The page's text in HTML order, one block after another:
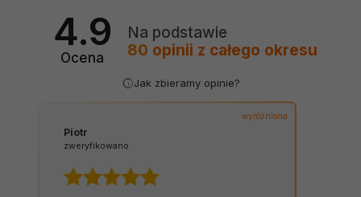
4.9
Ocena
Na podstawie
80 opinii z całego okresu
Jak zbieramy opinie?
wyróżniona
Piotr
zweryfikowano